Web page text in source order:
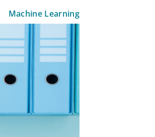
Machine Learning